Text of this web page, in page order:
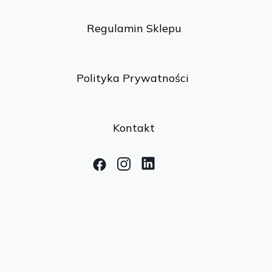
Regulamin Sklepu
Polityka Prywatności
Kontakt